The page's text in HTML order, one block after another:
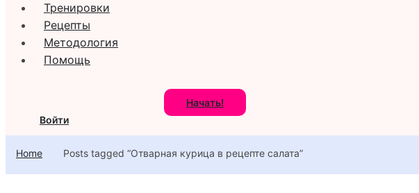
Тренировки
Рецепты
Методология
Помощь
Начать!
Войти
Home Posts tagged “Отварная курица в рецепте салата”